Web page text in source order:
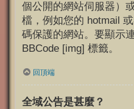
個公開的網站伺服器）
檔，例如您的 hotmail
碼保護的網站。要顯示
BBCode [img] 標籤。
回頂端
全域公告是甚麼？